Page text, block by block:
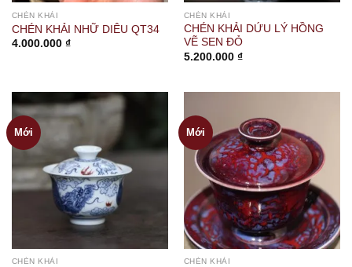
CHÉN KHẢI
CHÉN KHẢI NHỮ DIÊU QT34
4.000.000 ₫
CHÉN KHẢI
CHÉN KHẢI DỨU LÝ HỒNG
VẼ SEN ĐỎ
5.200.000 ₫
Mới
CHÉN KHẢI
Mới
CHÉN KHẢI